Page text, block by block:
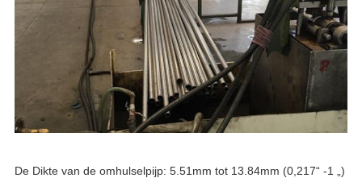
De Dikte van de omhulselpijp: 5.51mm tot 13.84mm (0,217“ -1 „)